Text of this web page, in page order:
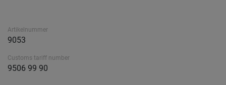
Artikelnummer
9053
Customs tariff number
9506 99 90